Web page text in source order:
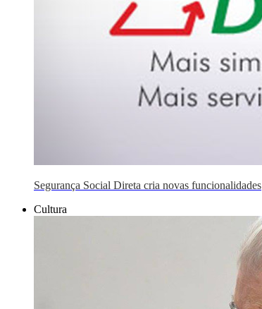
Segurança Social Direta cria novas funcionalidades
Cultura